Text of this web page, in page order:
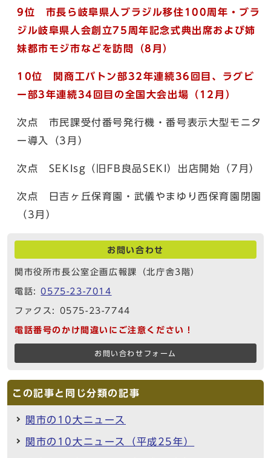
9位 市長ら岐阜県人ブラジル移住100周年・ブラ
ジル岐阜県人会創立75周年記念式典出席および姉
妹都市モジ市などを訪問（8月）
10位 関商工バトン部32年連続36回目、ラグビ
ー部3年連続34回目の全国大会出場（12月）
次点 市民課受付番号発行機・番号表示大型モニタ
ー導入（3月）
次点 SEKIsg（旧FB良品SEKI）出店開始（7月）
次点 日吉ヶ丘保育園・武儀やまゆり西保育園閉園
（3月）
お問い合わせ
関市役所市長公室企画広報課（北庁舎3階）
電話:0575-23-7014
ファクス: 0575-23-7744
電話番号のかけ間違いにご注意ください！
お問い合わせフォーム
この記事と同じ分類の記事
関市の10大ニュース
関市の10大ニュース（平成25年）